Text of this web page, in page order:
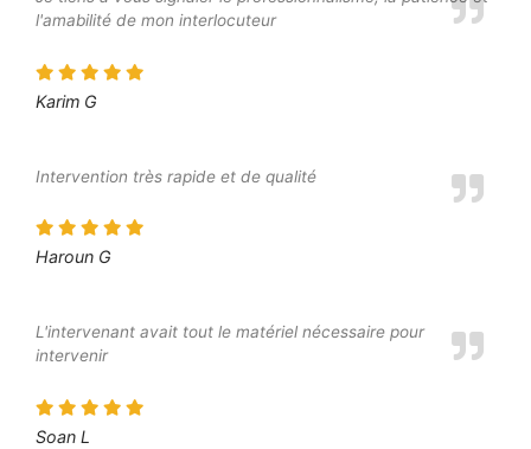
l'amabilité de mon interlocuteur
Karim G
Intervention très rapide et de qualité
Haroun G
L'intervenant avait tout le matériel nécessaire pour
intervenir
Soan L